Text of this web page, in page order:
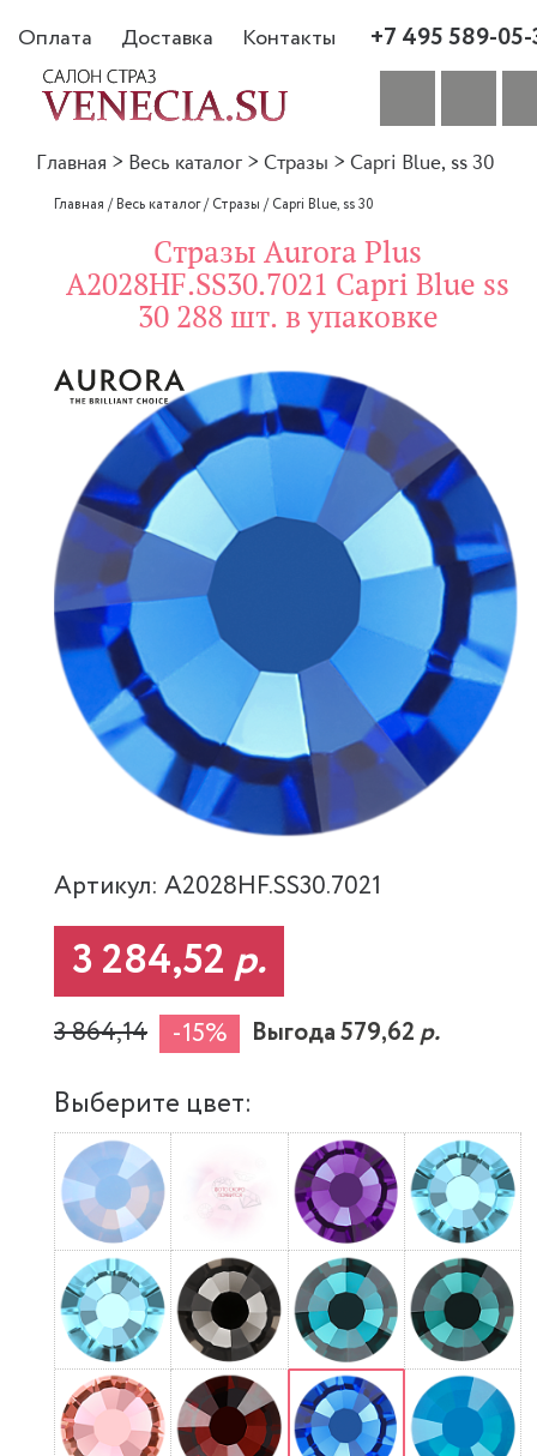
Оплата Доставка Контакты +7 495 589-
Главная > Весь каталог > Стразы > Capri Blue, ss 30
Главная /Весь каталог/Стразы /Capri Blue, ss 30
Стразы Aurora Plus
A2028HF.SS30.7021 Capri Blue ss
30 288 шт. в упаковке
Артикул: A2028HF.SS30.7021
3 284,52 р.
3 864,14 -15% Выгода 579,62р.
Выберите цвет: